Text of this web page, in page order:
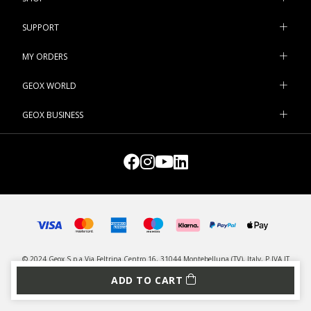
ADD TO CART
SUPPORT
MY ORDERS
GEOX WORLD
GEOX BUSINESS
© 2024 Geox S.p.a Via Feltrina Centro 16, 31044 Montebelluna (TV), Italy, P.IVA IT
03348440268 - All rights reserved